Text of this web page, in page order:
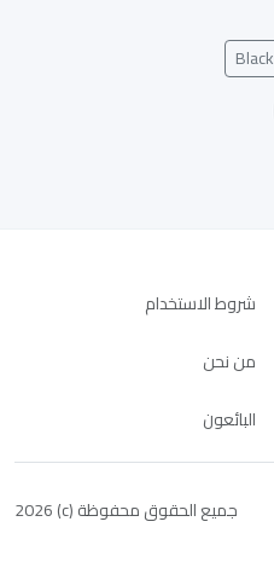
Black
شروط الاستخدام
من نحن
البائعون
جميع الحقوق محفوظة (c) 2026